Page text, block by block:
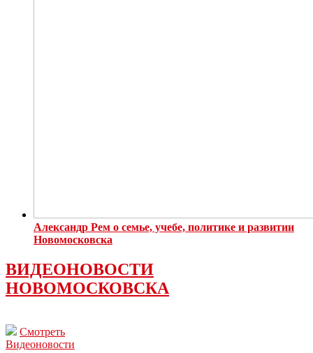
Александр Рем о семье, учебе, политике и развитии
Новомосковска
ВИДЕОНОВОСТИ
НОВОМОСКОВСКА
Смотреть
Видеоновости